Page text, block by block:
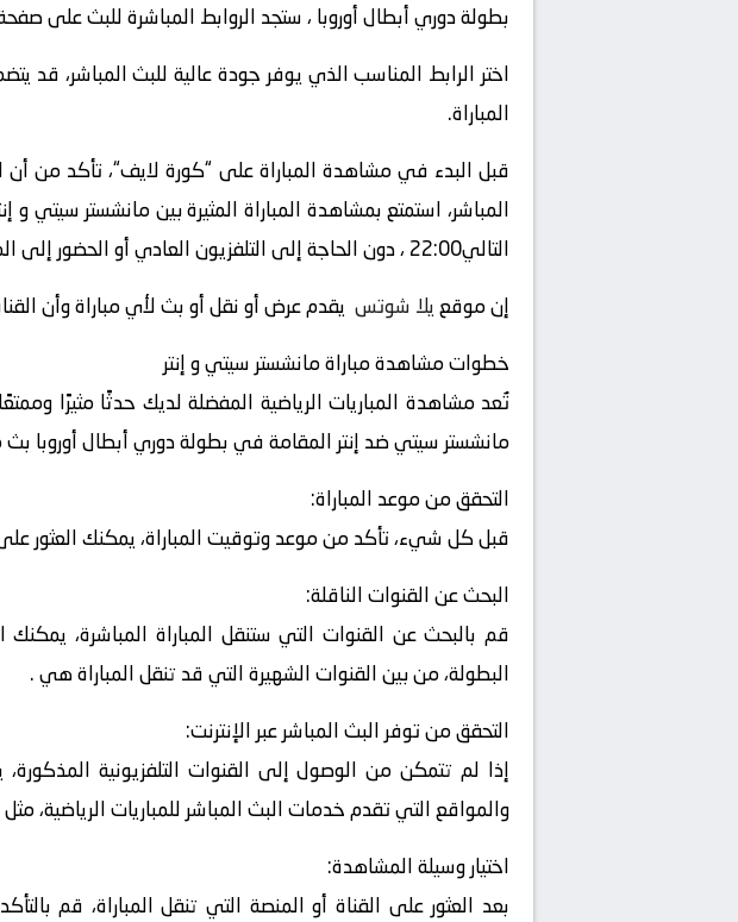
بطولة دوري أبطال أوروبا ، ستجد الروابط المباشرة للبث على
اختر الرابط المناسب الذي يوفر جودة عالية للبث المباشر،
المباراة.
قبل البدء في مشاهدة المباراة على “كورة لايف“، تأكد من
التالي22:00 ، دون الحاجة إلى التلفزيون العادي أو الحضور إلى الملعب.
إن موقعيلا شوتس يقدم عرض أو نقل أو بث لأي مباراة وأن
خطوات مشاهدة مباراة مانشستر سيتي و إنتر
تُعد مشاهدة المباريات الرياضية المفضلة لديك حدثًا مثيرًا
مانشستر سيتي ضد إنتر المقامة في بطولة دوري أبطال أوروبا بث
التحقق من موعد المباراة:
قبل كل شيء، تأكد من موعد وتوقيت المباراة، يمكنك العثور
البحث عن القنوات الناقلة:
قم بالبحث عن القنوات التي ستنقل المباراة المباشرة،
البطولة، من بين القنوات الشهيرة التي قد تنقل المباراة هي .
التحقق من توفر البث المباشر عبر الإنترنت:
إذا لم تتمكن من الوصول إلى القنوات التلفزيونية
والمواقع التي تقدم خدمات البث المباشر للمباريات الرياضية، مثل
اختيار وسيلة المشاهدة:
بعد العثور على القناة أو المنصة التي تنقل المباراة، قم